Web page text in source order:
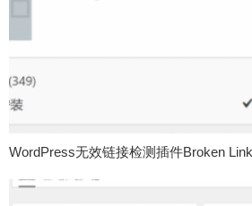
WordPress无效链接检测插件Broken